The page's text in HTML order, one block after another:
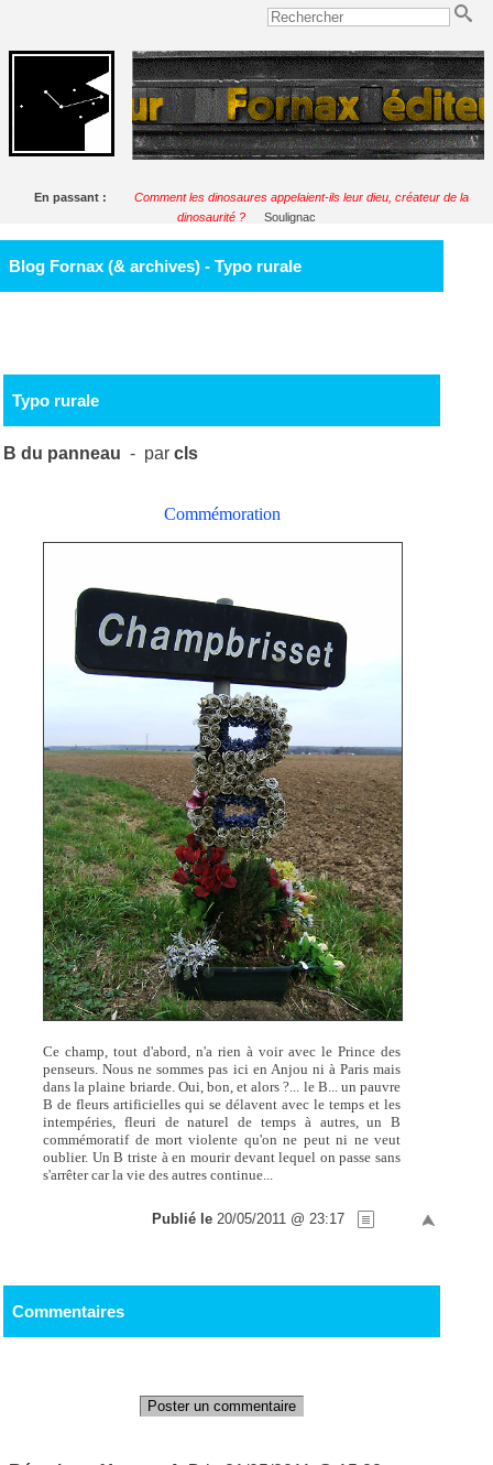
En passant :
Comment les dinosaures appelaient-ils leur dieu, créateur de la
dinosaurité ?
Soulignac
Blog Fornax (& archives) - Typo rurale
Typo rurale
B du panneau - parcls
Commémoration
Ce champ, tout d'abord, n'a rien à voir avec le Prince des
penseurs. Nous ne sommes pas ici en Anjou ni à Paris mais
dans la plaine briarde. Oui, bon, et alors ?... le B... un pauvre
B de fleurs artificielles qui se délavent avec le temps et les
intempéries, fleuri de naturel de temps à autres, un B
commémoratif de mort violente qu'on ne peut ni ne veut
oublier. Un B triste à en mourir devant lequel on passe sans
s'arrêter car la vie des autres continue...
Publié le 20/05/2011 @ 23:17
Commentaires
Poster un commentaire